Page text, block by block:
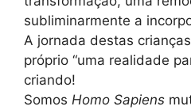
subliminarmente a
A jornada destas
próprio “uma realidade
criando!
Somos Homo Sapiens